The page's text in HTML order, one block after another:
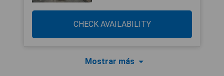
CHECK AVAILABILITY
Mostrar más